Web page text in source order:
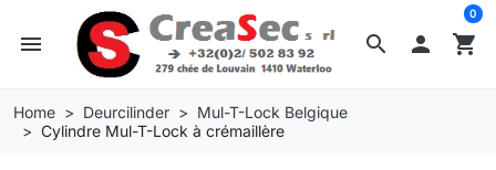
search
menu  shopping_cart
0
Home Deurcilinder
Mul-T-Lock Belgique
Cylindre Mul-T-Lock à crémaillère